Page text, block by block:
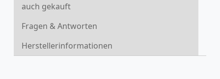
auch gekauft
Fragen & Antworten
Herstellerinformationen